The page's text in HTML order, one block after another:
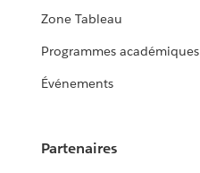
Zone Tableau
Programmes académiques
Événements
Partenaires